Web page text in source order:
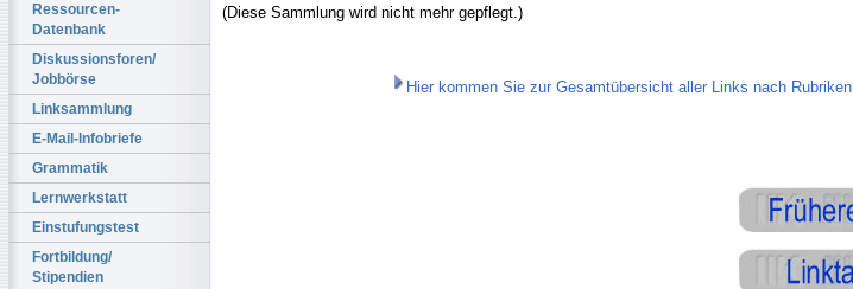
Ressourcen-
Datenbank
Diskussionsforen/
Jobbörse
Linksammlung
E-Mail-Infobriefe
Grammatik
Lernwerkstatt
Einstufungstest
Fortbildung/
Stipendien
(Diese Sammlung wird nicht mehr gepflegt.)
Hier kommen Sie zur Gesamtübersicht aller Links nach Rubriken